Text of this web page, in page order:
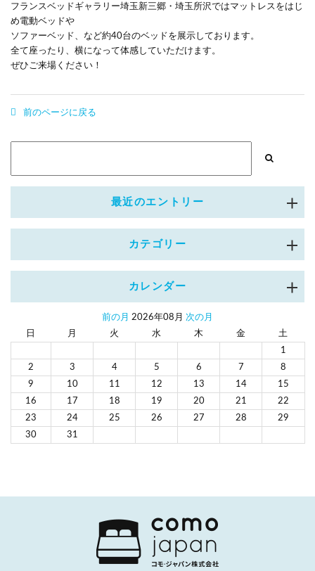
フランスベッドギャラリー埼玉新三郷・埼玉所沢ではマットレスをはじ
め電動ベッドや
ソファーベッド、など約40台のベッドを展示しております。
全て座ったり、横になって体感していただけます。
ぜひご来場ください！
前のページに戻る
最近のエントリー
カテゴリー
カレンダー
前の月 2026年08月 次の月
日
月 火 水 木 金
土
1
2
3 4 5 6 7
8
9
10 11 12 13 14
15
16
17 18 19 20 21
22
23
24 25 26 27 28
29
30
31